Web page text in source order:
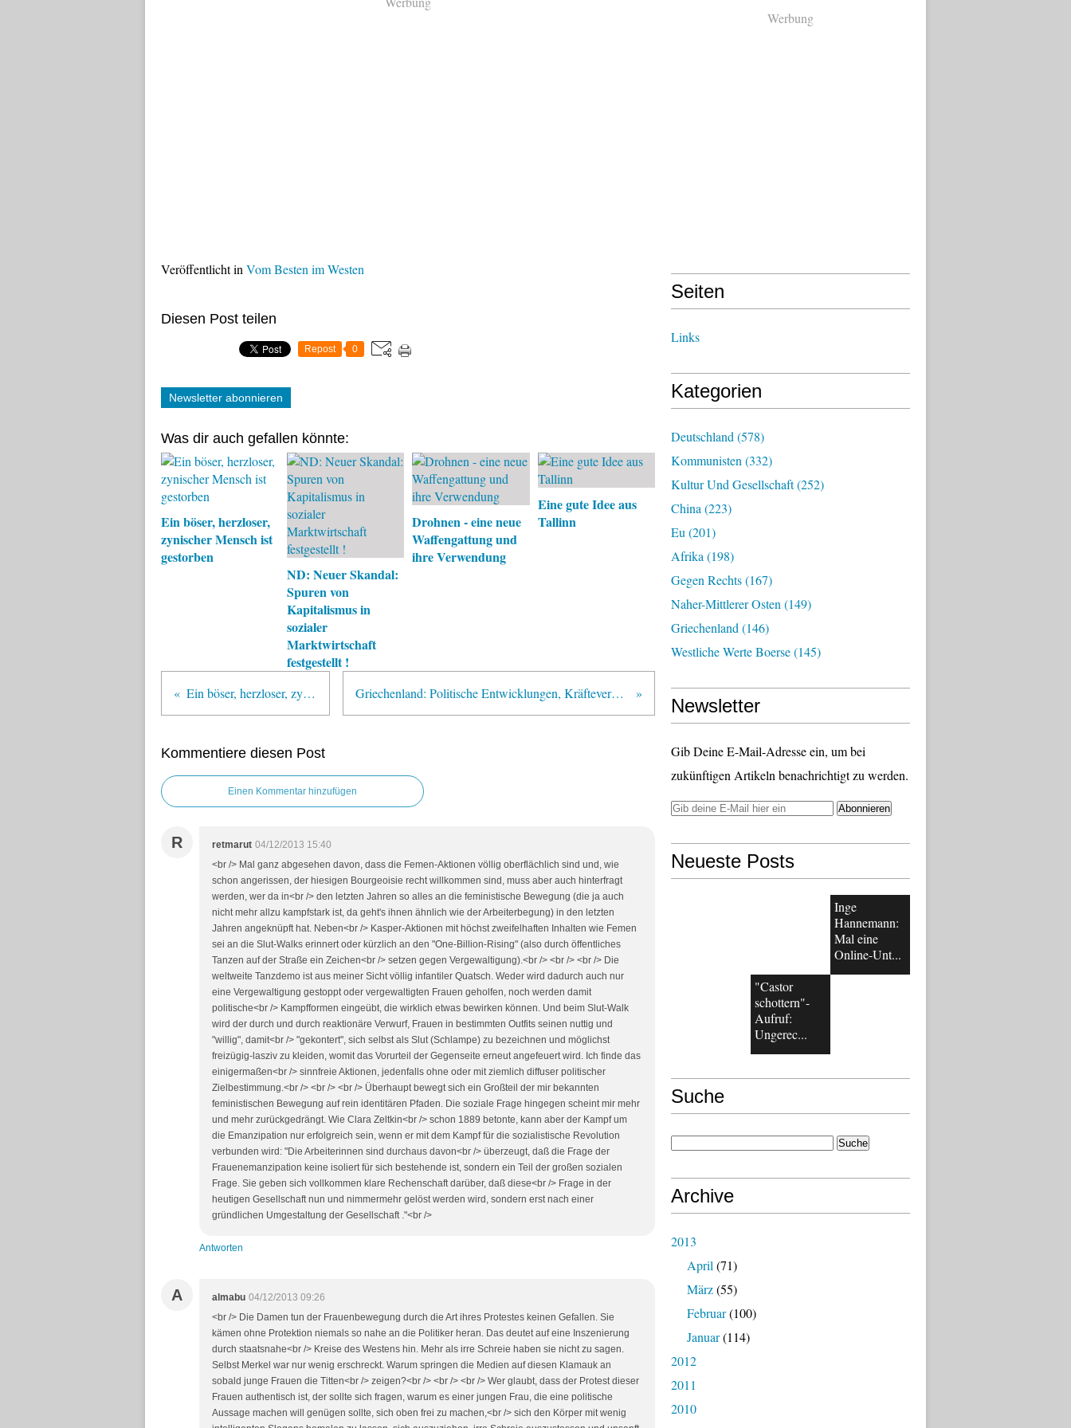
Veröffentlicht in Vom Besten im Westen
Diesen Post teilen
Repost 0
Newsletter abonnieren
Was dir auch gefallen könnte:
Ein böser, herzloser,
zynischer Mensch ist
gestorben
ND: Neuer Skandal:
Spuren von
Kapitalismus in
sozialer
Marktwirtschaft
festgestellt !
Drohnen - eine neue
Waffengattung und
ihre Verwendung
Eine gute Idee aus
Tallinn
Ein böser, herzloser, zynischer Mensch ist gestorben Griechenland: Politische Entwicklungen, Kräfteverhältnisse im politischen System, Umgestaltungsprozesse
Kommentiere diesen Post
Einen Kommentar hinzufügen
R retmarut 04/12/2013 15:40
<br /> Mal ganz abgesehen davon, dass die Femen-Aktionen völlig oberflächlich sind und, wie
schon angerissen, der hiesigen Bourgeoisie recht willkommen sind, muss aber auch hinterfragt
werden, wer da in<br /> den letzten Jahren so alles an die feministische Bewegung (die ja auch
nicht mehr allzu kampfstark ist, da geht's ihnen ähnlich wie der Arbeiterbegung) in den letzten
Jahren angeknüpft hat. Neben<br /> Kasper-Aktionen mit höchst zweifelhaften Inhalten wie Femen
sei an die Slut-Walks erinnert oder kürzlich an den "One-Billion-Rising" (also durch öffentliches
Tanzen auf der Straße ein Zeichen<br /> setzen gegen Vergewaltigung).<br /> <br /> <br /> Die
weltweite Tanzdemo ist aus meiner Sicht völlig infantiler Quatsch. Weder wird dadurch auch nur
eine Vergewaltigung gestoppt oder vergewaltigten Frauen geholfen, noch werden damit
politische<br /> Kampfformen eingeübt, die wirklich etwas bewirken können. Und beim Slut-Walk
wird der durch und durch reaktionäre Verwurf, Frauen in bestimmten Outfits seinen nuttig und
"willig", damit<br /> "gekontert", sich selbst als Slut (Schlampe) zu bezeichnen und möglichst
freizügig-lasziv zu kleiden, womit das Vorurteil der Gegenseite erneut angefeuert wird. Ich finde das
einigermaßen<br /> sinnfreie Aktionen, jedenfalls ohne oder mit ziemlich diffuser politischer
Zielbestimmung.<br /> <br /> <br /> Überhaupt bewegt sich ein Großteil der mir bekannten
feministischen Bewegung auf rein identitären Pfaden. Die soziale Frage hingegen scheint mir mehr
und mehr zurückgedrängt. Wie Clara Zeltkin<br /> schon 1889 betonte, kann aber der Kampf um
die Emanzipation nur erfolgreich sein, wenn er mit dem Kampf für die sozialistische Revolution
verbunden wird: "Die Arbeiterinnen sind durchaus davon<br /> überzeugt, daß die Frage der
Frauenemanzipation keine isoliert für sich bestehende ist, sondern ein Teil der großen sozialen
Frage. Sie geben sich vollkommen klare Rechenschaft darüber, daß diese<br /> Frage in der
heutigen Gesellschaft nun und nimmermehr gelöst werden wird, sondern erst nach einer
gründlichen Umgestaltung der Gesellschaft ."<br />
Antworten
A almabu 04/12/2013 09:26
<br /> Die Damen tun der Frauenbewegung durch die Art ihres Protestes keinen Gefallen. Sie
kämen ohne Protektion niemals so nahe an die Politiker heran. Das deutet auf eine Inszenierung
durch staatsnahe<br /> Kreise des Westens hin. Mehr als irre Schreie haben sie nicht zu sagen.
Selbst Merkel war nur wenig erschreckt. Warum springen die Medien auf diesen Klamauk an
sobald junge Frauen die Titten<br /> zeigen?<br /> <br /> <br /> Wer glaubt, dass der Protest dieser
Frauen authentisch ist, der sollte sich fragen, warum es einer jungen Frau, die eine politische
Aussage machen will genügen sollte, sich oben frei zu machen,<br /> sich den Körper mit wenig
Werbung
Seiten
Links
Kategorien
Deutschland (578)
Kommunisten (332)
Kultur Und Gesellschaft(252)
China (223)
Eu (201)
Afrika (198)
Gegen Rechts(167)
Naher-Mittlerer Osten (149)
Griechenland (146)
Westliche Werte Boerse(145)
Newsletter
Gib Deine E-Mail-Adresse ein, um bei
zukünftigen Artikeln benachrichtigt zu werden.
Neueste Posts
Inge
Hannemann:
Mal eine
Online-Unt...
"Castor
schottern"-
Aufruf:
Ungerec...
Suche
Archive
2013
April (71)
März(55)
Februar(100)
Januar(114)
2012
2011
2010